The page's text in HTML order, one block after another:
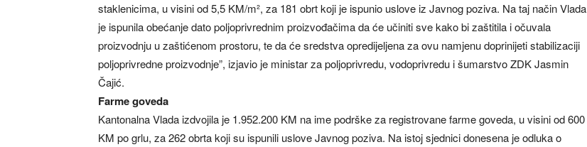
staklenicima, u visini od 5,5 KM/m², za 181 obrt koji je ispunio uslove iz Javnog poziva. Na taj način Vlada
je ispunila obećanje dato poljoprivrednim proizvođačima da će učiniti sve kako bi zaštitila i očuvala
proizvodnju u zaštićenom prostoru, te da će sredstva opredijeljena za ovu namjenu doprinijeti stabilizaciji
poljoprivredne proizvodnje”, izjavio je ministar za poljoprivredu, vodoprivredu i šumarstvo ZDK Jasmin
Čajić.
Farme goveda
Kantonalna Vlada izdvojila je 1.952.200 KM na ime podrške za registrovane farme goveda, u visini od 600
KM po grlu, za 262 obrta koji su ispunili uslove Javnog poziva. Na istoj sjednici donesena je odluka o